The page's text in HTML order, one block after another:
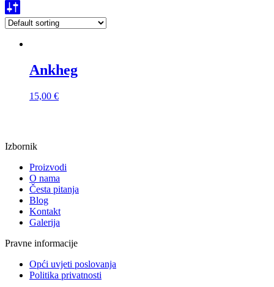
Ankheg
15,00 €
Izbornik
Proizvodi
O nama
Česta pitanja
Blog
Kontakt
Galerija
Pravne informacije
Opći uvjeti poslovanja
Politika privatnosti